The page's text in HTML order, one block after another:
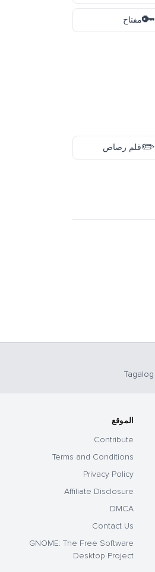
🔑مفتاح
✏️قلم رصاص
Tagalog
الموقع
Contribute
Terms and Conditions
Privacy Policy
Affiliate Disclosure
DMCA
Contact Us
GNOME: The Free Software
Desktop Project